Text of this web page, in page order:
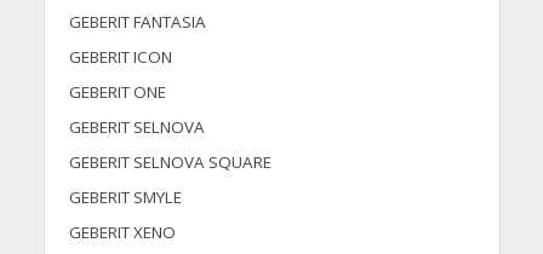
GEBERIT FANTASIA
GEBERIT ICON
GEBERIT ONE
GEBERIT SELNOVA
GEBERIT SELNOVA SQUARE
GEBERIT SMYLE
GEBERIT XENO